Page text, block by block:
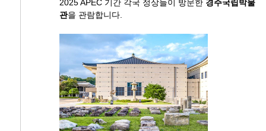
2025 APEC 기간 각국 정상들이 방문한 경주국립박물
관을 관람합니다.